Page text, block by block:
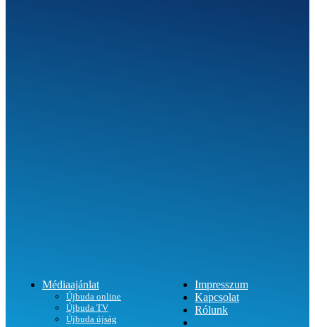
Médiaajánlat
Újbuda online
Újbuda TV
Újbuda újság
Impresszum
Kapcsolat
Rólunk